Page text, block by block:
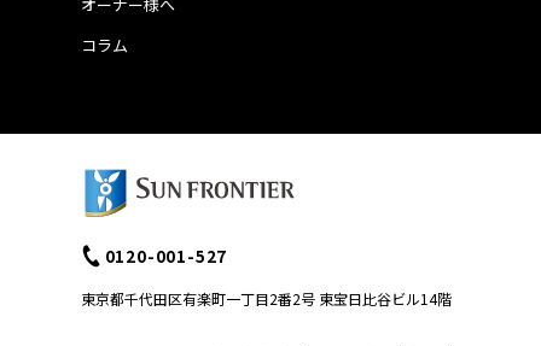
コラム
0120-001-527
東京都千代田区有楽町一丁目2番2号 東宝日比谷ビル14階